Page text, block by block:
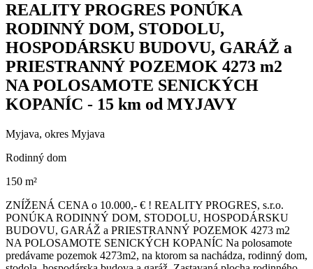
REALITY PROGRES PONÚKA
RODINNÝ DOM, STODOLU,
HOSPODÁRSKU BUDOVU, GARÁŽ a
PRIESTRANNÝ POZEMOK 4273 m2
NA POLOSAMOTE SENICKÝCH
KOPANÍC - 15 km od MYJAVY
Myjava, okres Myjava
Rodinný dom
150 m²
ZNÍŽENÁ CENA o 10.000,- € ! REALITY PROGRES, s.r.o.
PONÚKA RODINNÝ DOM, STODOLU, HOSPODÁRSKU
BUDOVU, GARÁŽ a PRIESTRANNÝ POZEMOK 4273 m2
NA POLOSAMOTE SENICKÝCH KOPANÍC Na polosamote
predávame pozemok 4273m2, na ktorom sa nachádza, rodinný dom,